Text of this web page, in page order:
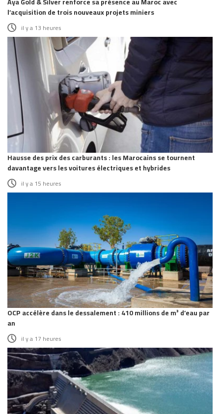
l’acquisition de trois nouveaux projets miniers
il y a 13 heures
Hausse des prix des carburants : les Marocains se tournent
davantage vers les voitures électriques et hybrides
il y a 15 heures
OCP accélère dans le dessalement : 410 millions de m³ d’eau par
an
il y a 17 heures